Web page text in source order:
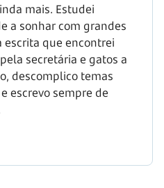
mais. Estudei
a sonhar com grandes
escrita que encontrei
secretária e gatos a
descomplico temas
escrevo sempre de